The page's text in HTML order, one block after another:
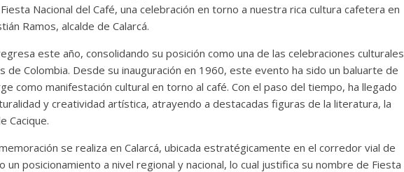
Nacional del Café, una celebración en torno a nuestra rica cultura cafetera en
Ramos, alcalde de Calarcá.
este año, consolidando su posición como una de las celebraciones culturales
de Colombia. Desde su inauguración en 1960, este evento ha sido un baluarte de
como manifestación cultural en torno al café. Con el paso del tiempo, ha llegado
y creatividad artística, atrayendo a destacadas figuras de la literatura, la
Cacique.
se realiza en Calarcá, ubicada estratégicamente en el corredor vial de
un posicionamiento a nivel regional y nacional, lo cual justifica su nombre de Fiesta